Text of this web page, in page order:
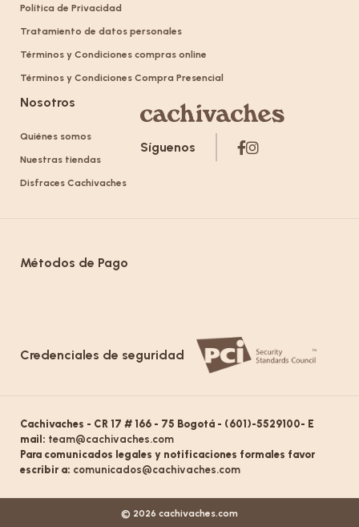
Política de Privacidad
Tratamiento de datos personales
Términos y Condiciones compras online
Términos y Condiciones Compra Presencial
Nosotros
Quiénes somos
Nuestras tiendas
Disfraces Cachivaches
Síguenos
Métodos de Pago
Credenciales de seguridad
Cachivaches - CR 17 # 166 - 75 Bogotá - (601)-5529100- E
mail: team@cachivaches.com
Para comunicados legales y notificaciones formales favor
escribir a: comunicados@cachivaches.com
© 2026 cachivaches.com